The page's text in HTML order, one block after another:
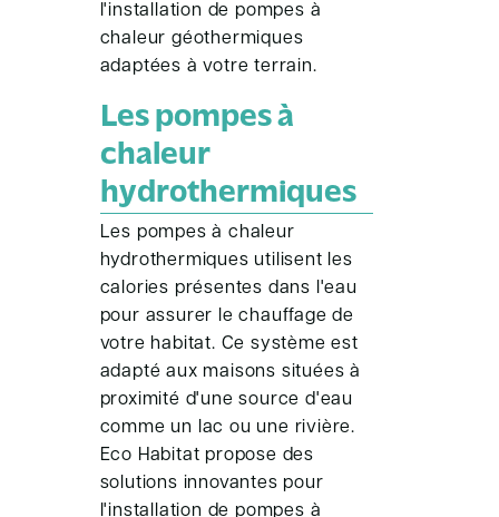
l'installation de pompes à
chaleur géothermiques
adaptées à votre terrain.
Les pompes à
chaleur
hydrothermiques
Les pompes à chaleur
hydrothermiques utilisent les
calories présentes dans l'eau
pour assurer le chauffage de
votre habitat. Ce système est
adapté aux maisons situées à
proximité d'une source d'eau
comme un lac ou une rivière.
Eco Habitat propose des
solutions innovantes pour
l'installation de pompes à